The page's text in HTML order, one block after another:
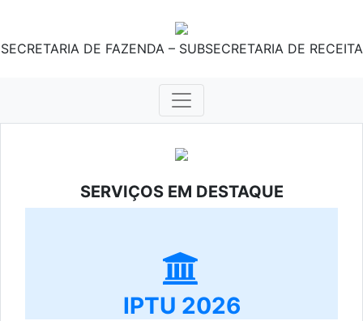
SECRETARIA DE FAZENDA – SUBSECRETARIA DE RECEITA
SERVIÇOS EM DESTAQUE
IPTU 2026